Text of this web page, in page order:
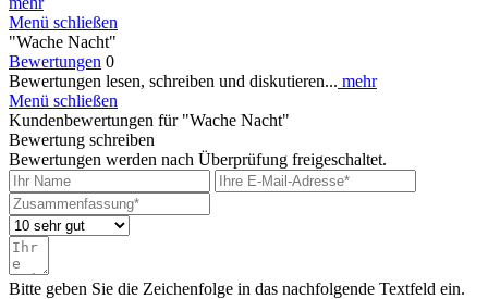
Menü schließen
"Wache Nacht"
Bewertungen 0
Bewertungen lesen, schreiben und diskutieren... mehr
Menü schließen
Kundenbewertungen für "Wache Nacht"
Bewertung schreiben
Bewertungen werden nach Überprüfung freigeschaltet.
Bitte geben Sie die Zeichenfolge in das nachfolgende Textfeld ein.